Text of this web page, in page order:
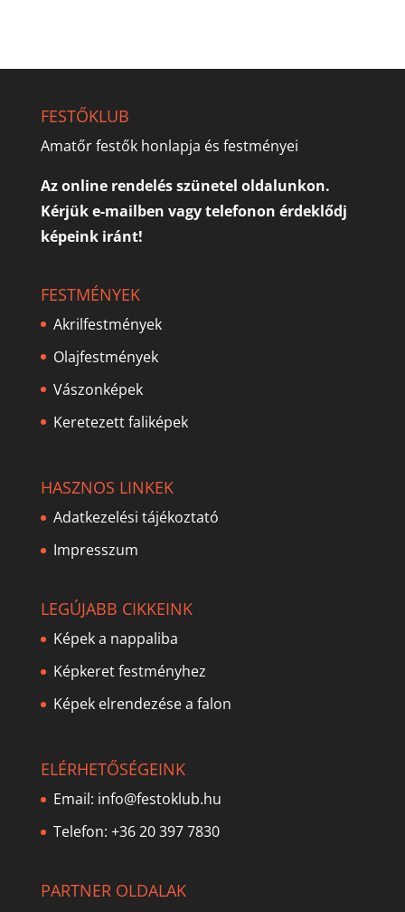
FESTŐKLUB
Amatőr festők honlapja és festményei
Az online rendelés szünetel oldalunkon.
Kérjük e-mailben vagy telefonon érdeklődj
képeink iránt!
FESTMÉNYEK
Akrilfestmények
Olajfestmények
Vászonképek
Keretezett faliképek
HASZNOS LINKEK
Adatkezelési tájékoztató
Impresszum
LEGÚJABB CIKKEINK
Képek a nappaliba
Képkeret festményhez
Képek elrendezése a falon
ELÉRHETŐSÉGEINK
Email: info@festoklub.hu
Telefon: +36 20 397 7830
PARTNER OLDALAK